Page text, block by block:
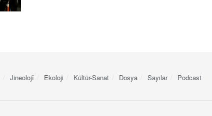
Jineolojî Ekoloji Kültür-Sanat Dosya Sayılar Podcast